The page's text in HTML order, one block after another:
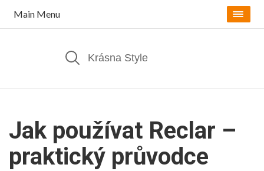
Main Menu
Jak používat Reclar –
praktický průvodce